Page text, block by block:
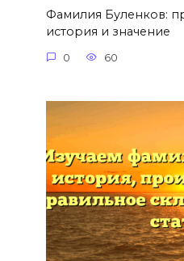
Фамилия Буленков:
история и значение
0 60